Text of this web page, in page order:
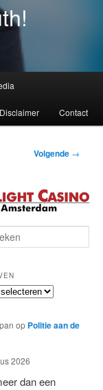
Disclaimer Contact
Volgende →
op Politie aan de
2026
dan een